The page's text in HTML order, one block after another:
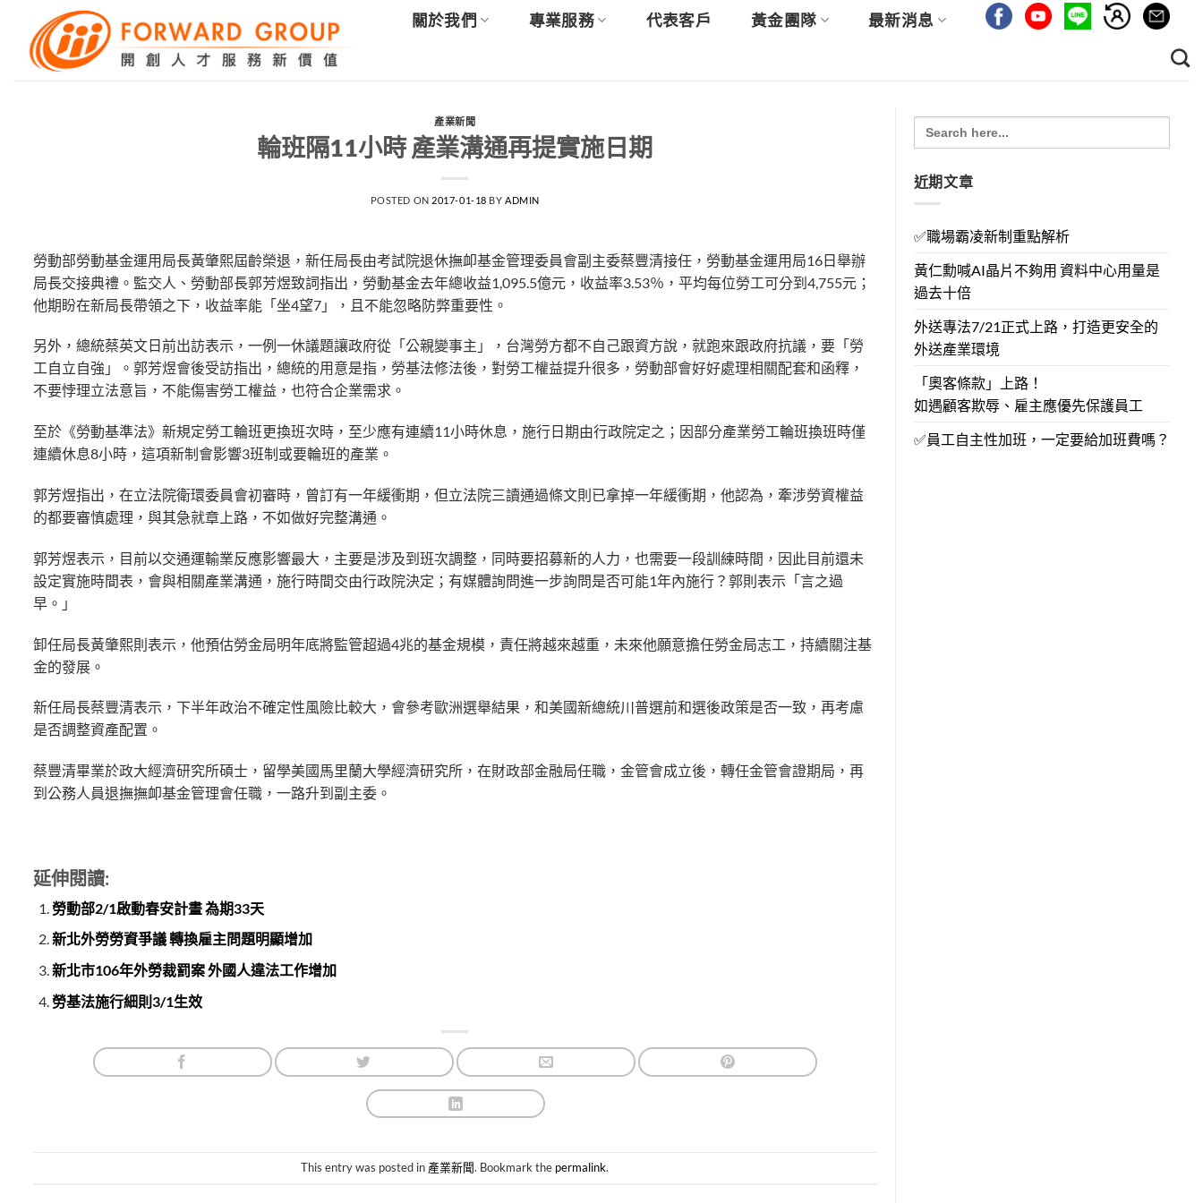
content
關於我們 專業服務 代表客戶 黃金團隊 最新消息
產業新聞
輪班隔11小時 產業溝通再提實施日期
POSTED ON 2017-01-18 BY ADMIN
勞動部勞動基金運用局長黃肇熙屆齡榮退，新任局長由考試院退休撫卹基金管理委員會副主委蔡豐清接任，勞動基金運用局16日舉辦
局長交接典禮。監交人、​勞動部長郭芳煜致詞指出，勞動基金去年總收益1,095.5億元，收益率3.53％，平均每位勞工可分到4,755元；
他期盼在新局長帶領之下，收益率能「坐4望7」，且不能忽略防弊重要性。
另外，總統蔡英文日前出訪表示，一例一休議題讓政府從「公親變事主」，台灣勞方都不自己跟資方說，就跑來跟政府抗議，要「勞
工自立自強」。郭芳煜會後受訪指出，總統的用意是指，勞基法修法後，對勞工權益提升很多，勞動部會好好處理相關配套和函釋，
不要悖理立法意旨，不能傷害勞工權益，也符合企業需求。
至於《勞動基準法》新規定勞工輪班更換班次時，至少應有連續11小時休息，施行日期由行政院定之；因部分產業勞工輪班換班時僅
連續休息8小時，這項新制會影響3班制或要輪班的產業。
郭芳煜指出，在立法院衛環委員會初審時，曾訂有一年緩衝期，但立法院三讀通過條文則已拿掉一年緩衝期，他認為，牽涉勞資權益
的都要審慎處理，與其急就章上路，不如做好完整溝通。
郭芳煜表示，目前以交通運輸業反應影響最大，主要是涉及到班次調整，同時要招募新的人力，也需要一段訓練時間，因此目前還未
設定實施時間表，會與相關產業溝通，施行時間交由行政院決定；有媒體詢問進一步詢問是否可能1年內施行？郭則表示「言之過
早。」
卸任局長黃肇熙則表示，他預估勞金局明年底將監管超過4兆的基金規模，責任將越來越重，未來他願意擔任勞金局志工，持續關注基
金的發展。
新任局長蔡豐清表示，下半年政治不確定性風險比較大，會參考歐洲選舉結果，和美國新總統川普選前和選後政策是否一致，再考慮
是否調整資產配置。
蔡豐清畢業於政大經濟研究所碩士，留學美國馬里蘭大學經濟研究所，在財政部金融局任職，金管會成立後，轉任金管會證期局，再
到公務人員退撫撫卹基金管理會任職，一路升到副主委。
延伸閱讀:
勞動部2/1啟動春安計畫 為期33天
新北外勞勞資爭議 轉換雇主問題明顯增加
新北市106年外勞裁罰案 外國人違法工作增加
勞基法施行細則3/1生效
This entry was posted in 產業新聞. Bookmark the permalink.
Search
for:
近期文章
✅職場霸凌新制重點解析
黃仁勳喊AI晶片不夠用 資料中心用量是
過去十倍
外送專法7/21正式上路，打造更安全的
外送產業環境
「奧客條款」上路！
如遇顧客欺辱、雇主應優先保護員工
✅員工自主性加班，一定要給加班費嗎？